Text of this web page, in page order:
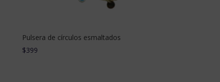
Pulsera de círculos esmaltados
$399